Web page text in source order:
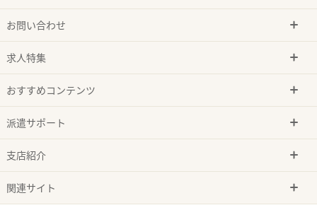
お問い合わせ
求人特集
おすすめコンテンツ
派遣サポート
支店紹介
関連サイト